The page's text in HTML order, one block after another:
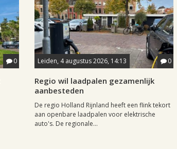
0 Leiden, 4 augustus 2026, 14:13 0
Regio wil laadpalen gezamenlijk
aanbesteden
De regio Holland Rijnland heeft een flink tekort
aan openbare laadpalen voor elektrische
auto's. De regionale...